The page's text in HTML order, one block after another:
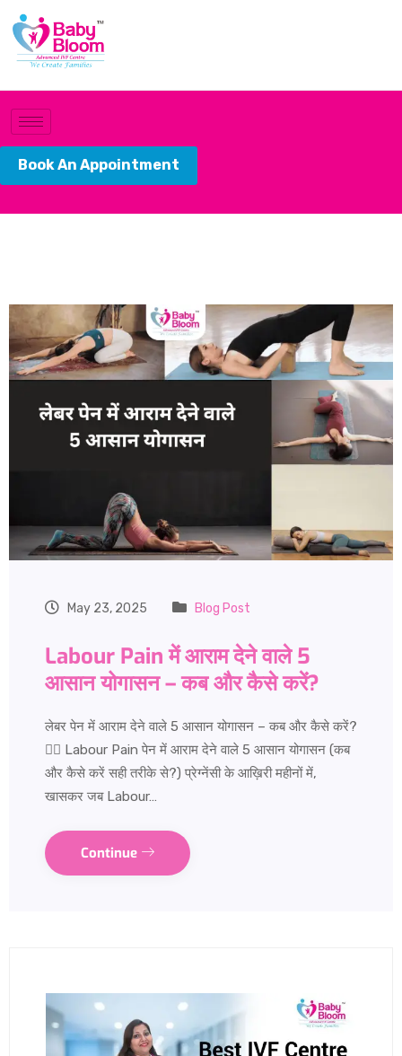
Book An Appointment
May 23, 2025 Blog Post
Labour Pain में आराम देने वाले 5
आसान योगासन – कब और कैसे करें?
लेबर पेन में आराम देने वाले 5 आसान योगासन – कब और कैसे करें?
🧘‍♀️ Labour Pain पेन में आराम देने वाले 5 आसान योगासन (कब
और कैसे करें सही तरीके से?) प्रेग्नेंसी के आख़िरी महीनों में,
खासकर जब Labour…
Continue